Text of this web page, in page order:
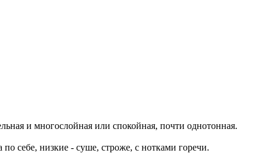
и многослойная или спокойная, почти однотонная.
себе, низкие - суше, строже, с нотками горечи.